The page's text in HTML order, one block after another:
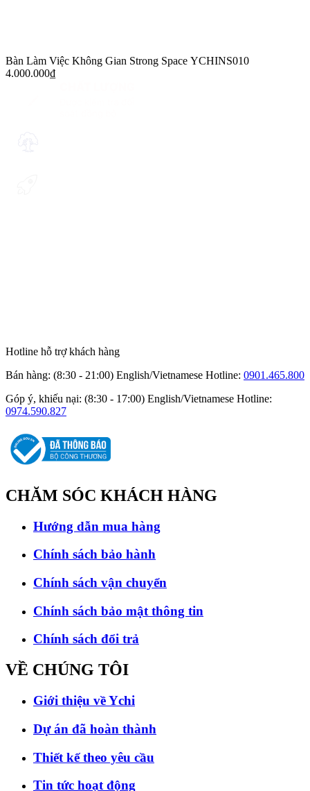
Bàn Làm Việc Không Gian Strong Space YCHINS010
4.000.000₫
Hotline hỗ trợ khách hàng
Bán hàng: (8:30 - 21:00) English/Vietnamese Hotline: 0901.465.800
Góp ý, khiếu nại: (8:30 - 17:00) English/Vietnamese Hotline:
0974.590.827
CHĂM SÓC KHÁCH HÀNG
Hướng dẫn mua hàng
Chính sách bảo hành
Chính sách vận chuyển
Chính sách bảo mật thông tin
Chính sách đổi trả
VỀ CHÚNG TÔI
Giới thiệu về Ychi
Dự án đã hoàn thành
Thiết kế theo yêu cầu
Tin tức hoạt động